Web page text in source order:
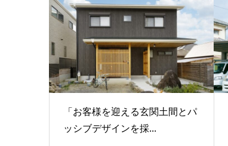
「お客様を迎える玄関土間とパ
ッシブデザインを採...